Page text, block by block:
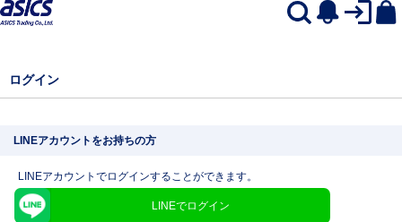
ログイン
LINEアカウントをお持ちの方
LINEアカウントでログインすることができます。
LINEでログイン